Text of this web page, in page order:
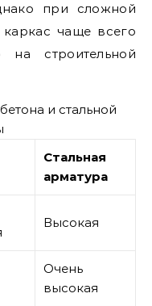
при сложной
чаще всего
строительной
и стальной
Стальная
арматура
Высокая
Очень
высокая